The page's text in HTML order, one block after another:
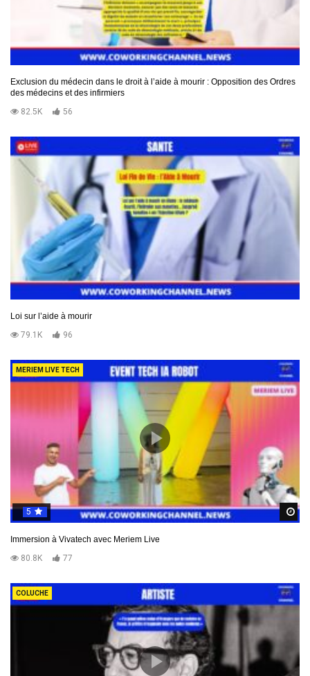
Exclusion du médecin dans le droit à l’aide à mourir : Opposition des Ordres
des médecins et des infirmiers
82.5K
56
Loi sur l’aide à mourir
79.1K
96
MERIEM LIVE TECH
5
Immersion à Vivatech avec Meriem Live
80.8K
77
COLUCHE